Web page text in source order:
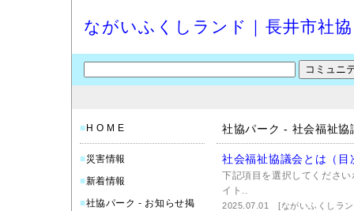
ながいふくしランド｜長井市社協
■ H O M E
■災害情報
■新着情報
■社協パーク - お知らせ掲
社協パーク - 社会福祉協
社会福祉協議会とは（目
下記項目を選択してくださ
イト..
2025.07.01[ながいふくしラ